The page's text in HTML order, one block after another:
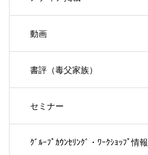
動画
書評（毒父家族）
セミナー
ｸﾞﾙｰﾌﾟｶｳﾝｾﾘﾝｸﾞ・ﾜｰｸｼｮｯﾌﾟ情報